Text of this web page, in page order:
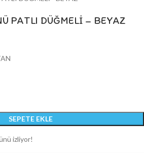
PATLI DÜĞMELİ – BEYAZ
SEPETE EKLE
izliyor!